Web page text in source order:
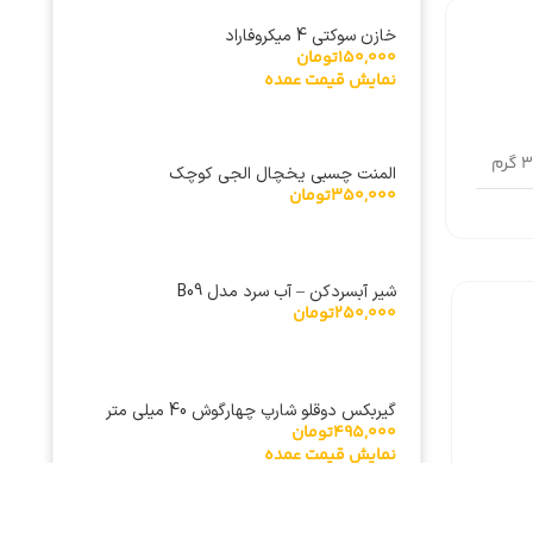
خازن سوکتی 4 میکروفاراد
150,000تومان
نمایش قیمت عمده
المنت چسبی یخچال الجی کوچک
350,000تومان
شیر آبسردکن – آب سرد مدل B09
250,000تومان
گیربکس دوقلو شارپ چهارگوش 40 میلی متر
495,000تومان
نمایش قیمت عمده